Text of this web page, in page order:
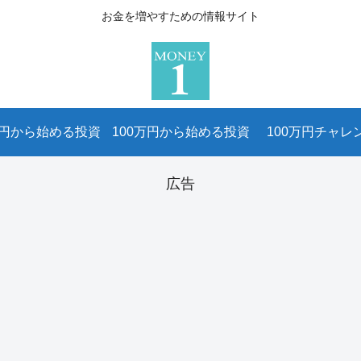
お金を増やすための情報サイト
から始める投資 100万円から始める投資 100万円チャレ
広告